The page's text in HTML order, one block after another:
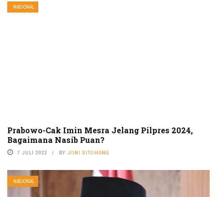
NASIONAL
Prabowo-Cak Imin Mesra Jelang Pilpres 2024,
Bagaimana Nasib Puan?
7 JULI 2022 BY JONI SITOHANG
NASIONAL